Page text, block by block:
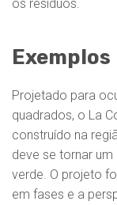
os resíduos.
Exemplos
Projetado para
quadrados, o La
construído na
deve se tornar
verde. O projeto
em fases e a